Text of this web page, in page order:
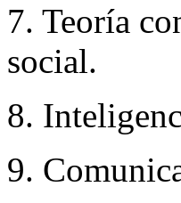
7. Teoría
social.
8.
9.